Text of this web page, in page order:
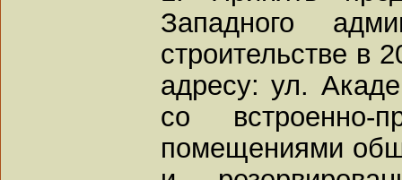
Западного
строительстве в
адресу: ул.
со встроенно-
помещениями